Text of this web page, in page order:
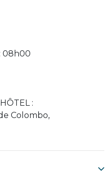
08h00
:
Colombo,